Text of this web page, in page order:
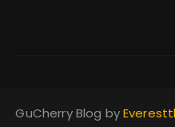
GuCherry Blog by